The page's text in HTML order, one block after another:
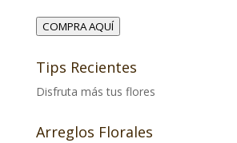
COMPRA AQUÍ
Tips Recientes
Disfruta más tus flores
Arreglos Florales